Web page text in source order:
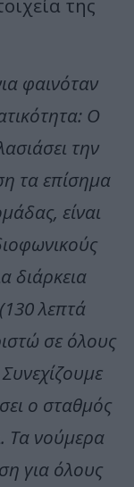
της
φαινόταν
Ο
την
τα επίσημα
είναι
διάρκεια
λεπτά
σε όλους
Συνεχίζουμε
ο σταθμός
Τα νούμερα
για όλους